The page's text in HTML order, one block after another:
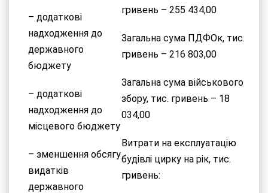
– додаткові
надходження до
державного
бюджету
– додаткові
надходження до
місцевого бюджету
– зменшення обсягу
видатків
державного
гривень – 255 434,00
Загальна сума ПДФОк, тис.
гривень – 216 803,00
Загальна сума військового
збору, тис. гривень – 18
034,00
Витрати на експлуатацію
будівлі цирку на рік, тис.
гривень: